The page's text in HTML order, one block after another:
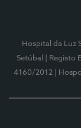
Hospital da Luz
Setúbal
| Registo
4160/2012
|